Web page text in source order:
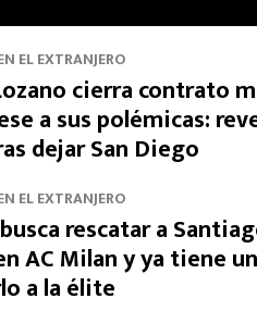
EL EXTRANJERO
cierra contrato
a sus polémicas:
dejar San Diego
EL EXTRANJERO
rescatar a
AC Milan y ya tiene
a la élite